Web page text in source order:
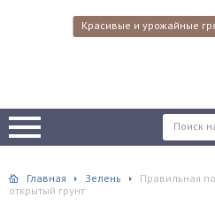
Красивые и урожайные
Главная Зелень
Правильная
открытый грунт